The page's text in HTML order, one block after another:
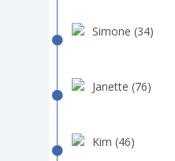
Simone (34)
Janette (76)
Kim (46)